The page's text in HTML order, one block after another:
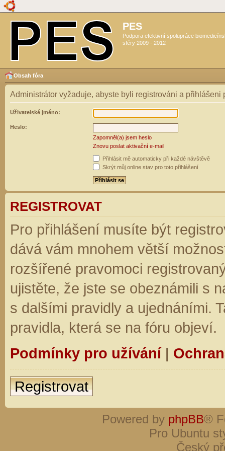
PES
Podpora efektivní spolupráce
sféry 2009 - 2012
Obsah fóra
Administrátor vyžaduje, abyste byli registrováni a přihlášeni
Uživatelské jméno:
Heslo:
Zapomněl(a) jsem heslo
Znovu poslat aktivační e-mail
Přihlásit mě automaticky při každé návštěvě
Skrýt můj online stav pro toto přihlášení
REGISTROVAT
Pro přihlášení musíte být
dává vám mnohem větší
rozšířené pravomoci
ujistěte, že jste se obeznámili s
s dalšími pravidly a ujednáními.
pravidla, která se na fóru objeví.
Podmínky pro užívání|
Registrovat
Powered by phpBB®
Pro Ubuntu
Český